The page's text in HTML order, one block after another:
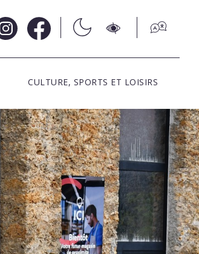
CULTURE, SPORTS ET LOISIRS